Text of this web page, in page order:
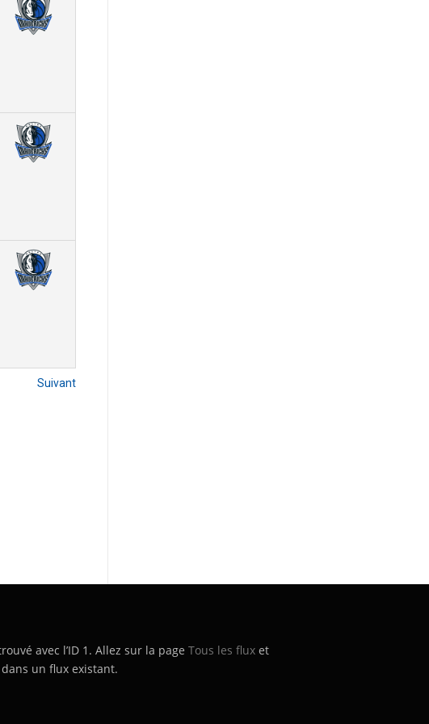
Suivant
avec l’ID 1. Allez sur la page Tous les flux et
un flux existant.